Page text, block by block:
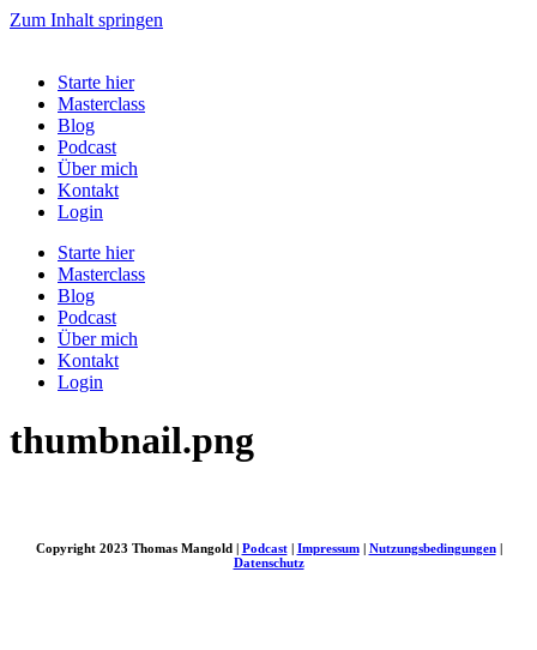
Zum Inhalt springen
Starte hier
Masterclass
Blog
Podcast
Über mich
Kontakt
Login
Starte hier
Masterclass
Blog
Podcast
Über mich
Kontakt
Login
thumbnail.png
Copyright 2023 Thomas Mangold | Podcast| Impressum| Nutzungsbedingungen|
Datenschutz